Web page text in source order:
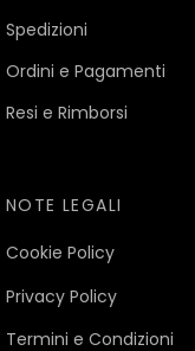
Spedizioni
Ordini e Pagamenti
Resi e Rimborsi
NOTE LEGALI
Cookie Policy
Privacy Policy
Termini e Condizioni